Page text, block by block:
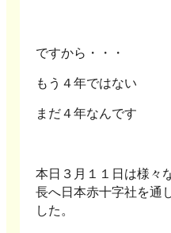
ですから・・・
もう４年ではない
まだ４年なんです
本日３月１１日は様々
長へ日本赤十字社を通
した。